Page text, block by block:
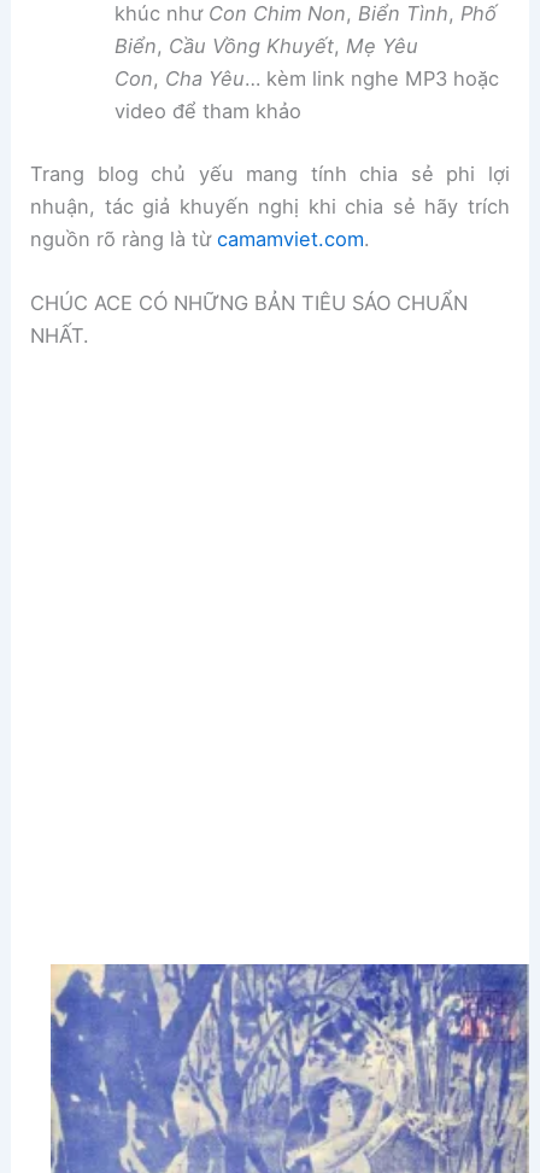
khúc như Con Chim Non, Biển Tình, Phố
Biển, Cầu Vồng Khuyết, Mẹ Yêu
Con, Cha Yêu… kèm link nghe MP3 hoặc
video để tham khảo
Trang blog chủ yếu mang tính chia sẻ phi lợi
nhuận, tác giả khuyến nghị khi chia sẻ hãy trích
nguồn rõ ràng là từcamamviet.com.
CHÚC ACE CÓ NHỮNG BẢN TIÊU SÁO CHUẨN
NHẤT.